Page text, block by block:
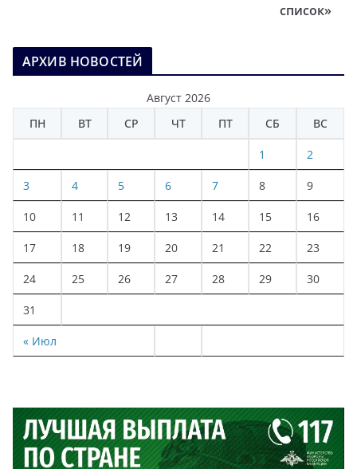
список»
АРХИВ НОВОСТЕЙ
Август 2026
ПН
ВТ СР ЧТ ПТ СБ ВС
« Июл
1 2
3 4 5 6 7 8 9
10 11 12 13 14 15 16
17 18 19 20 21 22 23
24 25 26 27 28 29 30
31